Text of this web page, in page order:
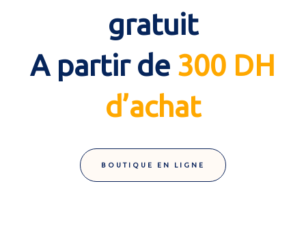
gratuit
A partir de 300 DH
d’achat
BOUTIQUE EN LIGNE